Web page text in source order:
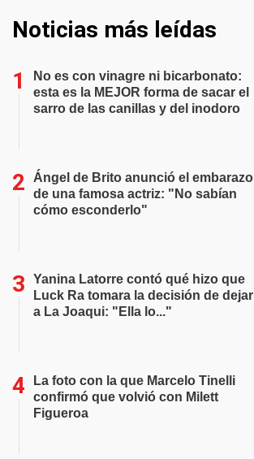
Noticias más leídas
No es con vinagre ni bicarbonato:
esta es la MEJOR forma de sacar el
sarro de las canillas y del inodoro
Ángel de Brito anunció el embarazo
de una famosa actriz: "No sabían
cómo esconderlo"
Yanina Latorre contó qué hizo que
Luck Ra tomara la decisión de dejar
a La Joaqui: "Ella lo..."
La foto con la que Marcelo Tinelli
confirmó que volvió con Milett
Figueroa